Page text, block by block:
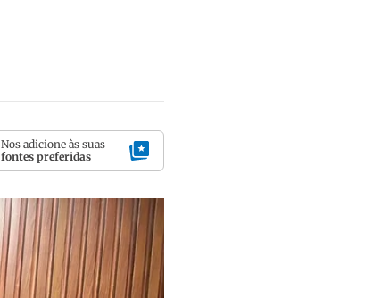
Nos adicione às suas
fontes preferidas